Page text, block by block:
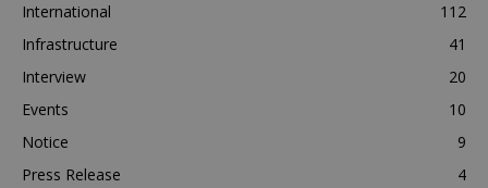
International
112
Infrastructure
41
Interview
20
Events
10
Notice
9
Press Release
4